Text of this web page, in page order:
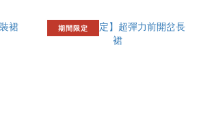
期間限定